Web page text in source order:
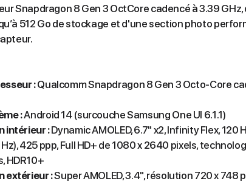
Snapdragon 8 Gen 3 OctCore cadencé à 3.39 GHz,
512 Go de stockage et d'une section photo
:Qualcomm Snapdragon 8 Gen 3 Octo-Core
:Android 14 (surcouche Samsung One UI 6.1.1)
intérieur :Dynamic AMOLED, 6.7" x2, Infinity Flex, 120
Hz), 425 ppp, Full HD+ de 1080 x 2640 pixels,
HDR10+
extérieur :Super AMOLED, 3.4", résolution 720 x 748